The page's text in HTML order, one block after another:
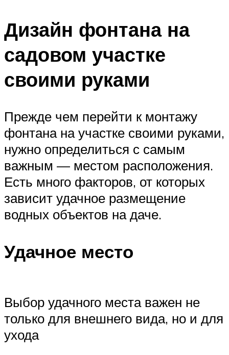
Дизайн фонтана на
садовом участке
своими руками
Прежде чем перейти к монтажу
фонтана на участке своими руками,
нужно определиться с самым
важным — местом расположения.
Есть много факторов, от которых
зависит удачное размещение
водных объектов на даче.
Удачное место
Выбор удачного места важен не
только для внешнего вида, но и для
ухода